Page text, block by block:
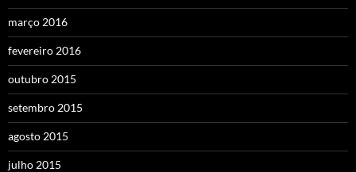
março 2016
fevereiro 2016
outubro 2015
setembro 2015
agosto 2015
julho 2015